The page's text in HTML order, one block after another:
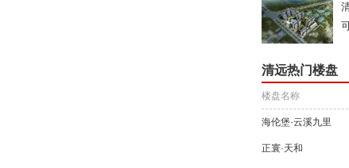
清远热门楼盘
楼盘名称
海伦堡·云溪九里
正寰·天和